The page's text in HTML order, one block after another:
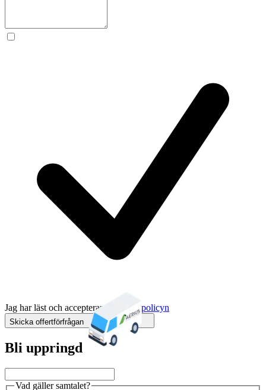
Jag har läst och accepterar integritetspolicyn
Skicka offertförfrågan
Bli uppringd
Vad gäller samtalet?